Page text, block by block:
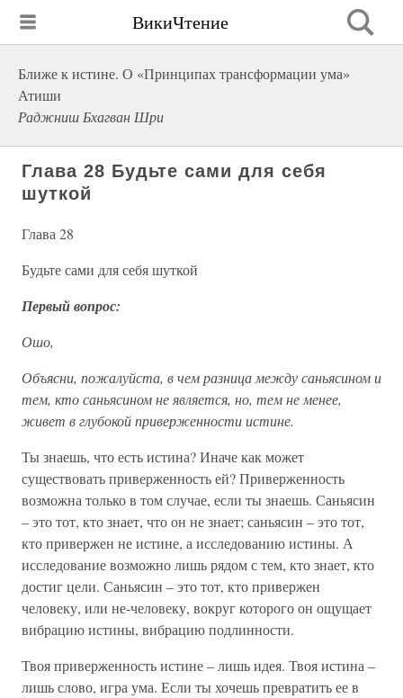
ВикиЧтение
Ближе к истине. О «Принципах трансформации ума»
Атиши
Раджниш Бхагван Шри
Глава 28 Будьте сами для себя
шуткой
Глава 28
Будьте сами для себя шуткой
Первый вопрос:
Ошо,
Объясни, пожалуйста, в чем разница между саньясином и
тем, кто саньясином не является, но, тем не менее,
живет в глубокой приверженности истине.
Ты знаешь, что есть истина? Иначе как может
существовать приверженность ей? Приверженность
возможна только в том случае, если ты знаешь. Саньясин
– это тот, кто знает, что он не знает; саньясин – это тот,
кто привержен не истине, а исследованию истины. А
исследование возможно лишь рядом с тем, кто знает, кто
достиг цели. Саньясин – это тот, кто привержен
человеку, или не-человеку, вокруг которого он ощущает
вибрацию истины, вибрацию подлинности.
Твоя приверженность истине – лишь идея. Твоя истина –
лишь слово, игра ума. Если ты хочешь превратить ее в